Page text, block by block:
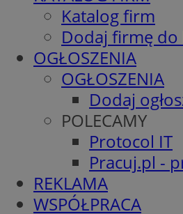
Katalog firm
Dodaj firmę do
OGŁOSZENIA
OGŁOSZENIA
Dodaj
POLECAMY
Protocol IT
Pracuj.pl -
REKLAMA
WSPÓŁPRACA